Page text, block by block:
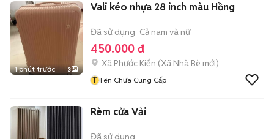
1 phút trước 3
Vali kéo nhựa 28 inch màu Hồng
Đã sử dụng Cả nam và nữ
450.000 đ
Xã Phước Kiển (Xã Nhà Bè mới)
T Tên Chưa Cung Cấp
Rèm cửa Vải
Đã sử dụng